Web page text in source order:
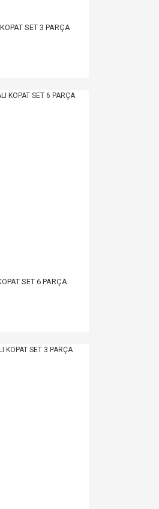
SET 3 PARÇA
SET 6 PARÇA